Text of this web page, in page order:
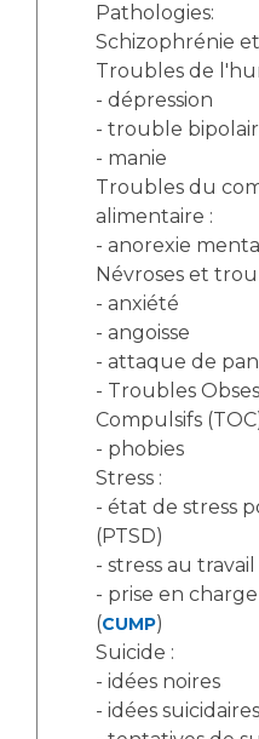
Pathologies:
Schizophrénie
Troubles de
- dépression
- trouble
- manie
Troubles du
alimentaire :
- anorexie
Névroses et
- anxiété
- angoisse
- attaque de
- Troubles
Compulsifs
- phobies
Stress :
- état de stress
(PTSD)
- stress au
- prise en
(CUMP)
Suicide :
- idées noires
- idées suicidaires